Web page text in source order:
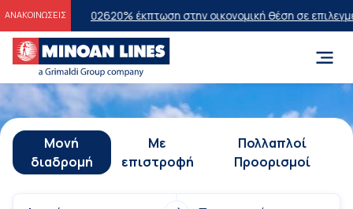
ΑΝΑΚΟΙΝΩΣΕΙΣ
202620% έκπτωση στην οικονομική θέση σε επιλεγμένα
Μονή
διαδρομή
Με
επιστροφή
Πολλαπλοί
Προορισμοί